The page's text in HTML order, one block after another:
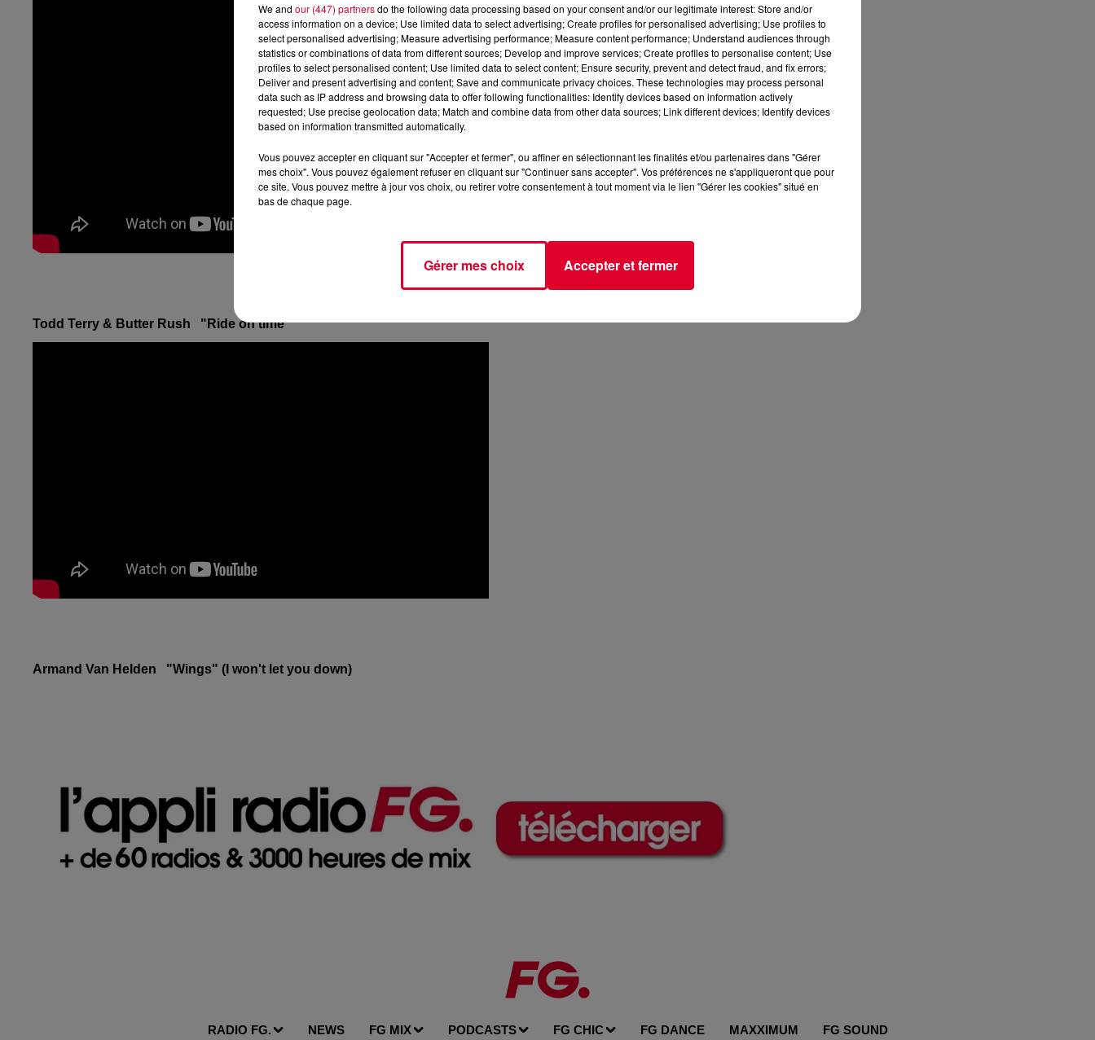
Todd Terry & Butter Rush "Ride on time"
Armand Van Helden "Wings" (I won't let you down)
RADIO FG. NEWS FG MIX PODCASTS FG CHIC FG DANCE MAXXIMUM FG SOUND
We and our (447) partnersdo the following data processing based on your consent and/or our legitimate interest: Store and/or
access information on a device; Use limited data to select advertising; Create profiles for personalised advertising; Use profiles to
select personalised advertising; Measure advertising performance; Measure content performance; Understand audiences through
statistics or combinations of data from different sources; Develop and improve services; Create profiles to personalise content; Use
profiles to select personalised content; Use limited data to select content; Ensure security, prevent and detect fraud, and fix errors;
Deliver and present advertising and content; Save and communicate privacy choices. These technologies may process personal
data such as IP address and browsing data to offer following functionalities: Identify devices based on information actively
requested; Use precise geolocation data; Match and combine data from other data sources; Link different devices; Identify devices
based on information transmitted automatically.
Vous pouvez accepter en cliquant sur "Accepter et fermer", ou affiner en sélectionnant les finalités et/ou partenaires dans "Gérer
mes choix". Vous pouvez également refuser en cliquant sur "Continuer sans accepter". Vos préférences ne s'appliqueront que pour
ce site. Vous pouvez mettre à jour vos choix, ou retirer votre consentement à tout moment via le lien "Gérer les cookies" situé en
bas de chaque page.
Gérer mes choix Accepter et fermer